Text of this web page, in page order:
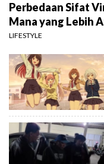
Perbedaan Sifat
Mana yang Lebih
LIFESTYLE